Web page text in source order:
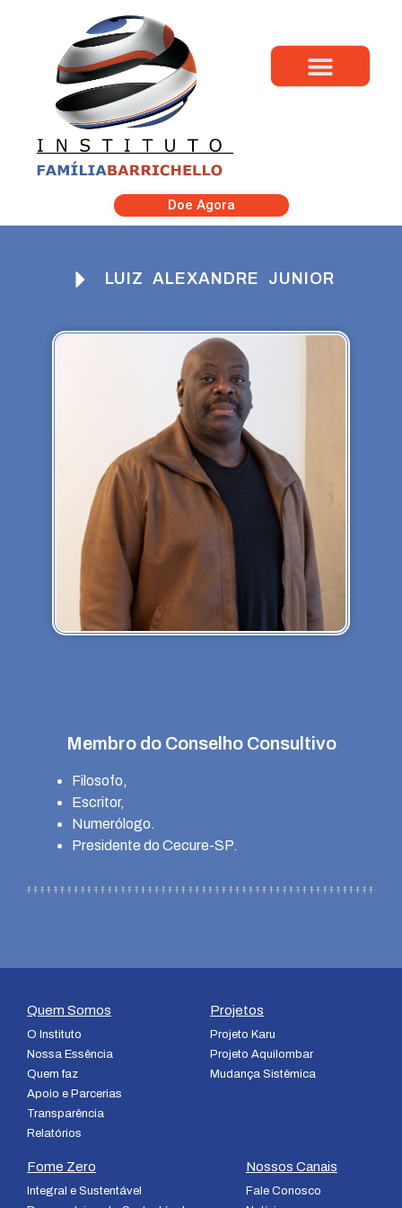
Doe Agora
LUIZ ALEXANDRE JUNIOR
Membro do Conselho Consultivo
Filosofo,
Escritor,
Numerólogo.
Presidente do Cecure-SP.
Quem Somos
O Instituto
Nossa Essência
Quem faz
Apoio e Parcerias
Transparência
Relatórios
Projetos
Projeto Karu
Projeto Aquilombar
Mudança Sistêmica
Fome Zero
Integral e Sustentável
Nossos Canais
Fale Conosco